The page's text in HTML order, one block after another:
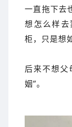
一直拖下去
想怎么样
柜，只是想
后来不想父
姻”。